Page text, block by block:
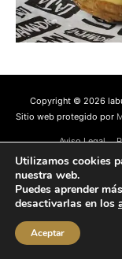
Copyright © 2026
Sitio web protegido por
Aviso Legal
Utilizamos cookies
nuestra web.
Puedes aprender
desactivarlas en los
Aceptar